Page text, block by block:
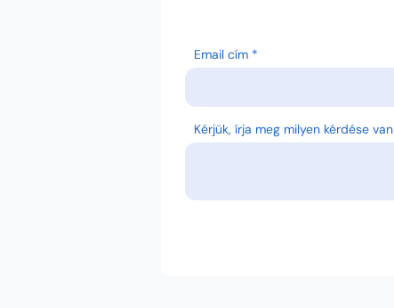
Email cím
Kérjük, írja meg milyen kérdése van